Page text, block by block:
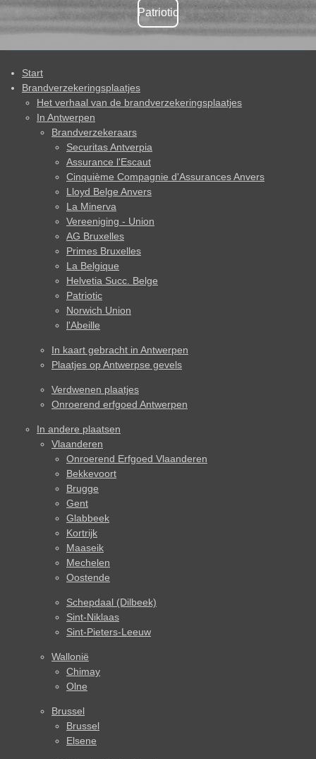
Patriotic
Start
Brandverzekeringsplaatjes
Het verhaal van de brandverzekeringsplaatjes
In Antwerpen
Brandverzekeraars
Securitas Antverpia
Assurance l'Escaut
Cinquième Compagnie d'Assurances Anvers
Lloyd Belge Anvers
La Minerva
Vereeniging - Union
AG Bruxelles
Primes Bruxelles
La Belgique
Helvetia Succ. Belge
Patriotic
Norwich Union
l'Abeille
In kaart gebracht in Antwerpen
Plaatjes op Antwerpse gevels
Verdwenen plaatjes
Onroerend erfgoed Antwerpen
In andere plaatsen
Vlaanderen
Onroerend Erfgoed Vlaanderen
Bekkevoort
Brugge
Gent
Glabbeek
Kortrijk
Maaseik
Mechelen
Oostende
Schepdaal (Dilbeek)
Sint-Niklaas
Sint-Pieters-Leeuw
Wallonië
Chimay
Olne
Brussel
Brussel
Elsene